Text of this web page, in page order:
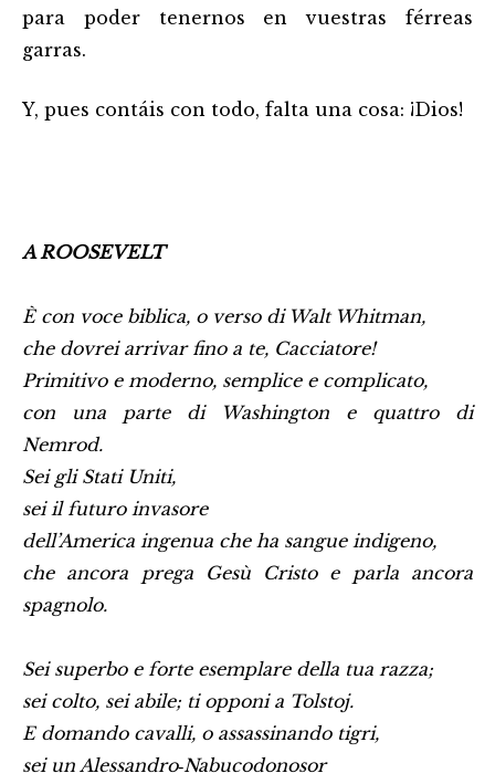
para poder tenernos en vuestras férreas
garras.
Y, pues contáis con todo, falta una cosa: ¡Dios!
A ROOSEVELT
È con voce biblica, o verso di Walt Whitman,
che dovrei arrivar fino a te, Cacciatore!
Primitivo e moderno, semplice e complicato,
con una parte di Washington e quattro di
Nemrod.
Sei gli Stati Uniti,
sei il futuro invasore
dell’America ingenua che ha sangue indigeno,
che ancora prega Gesù Cristo e parla ancora
spagnolo.
Sei superbo e forte esemplare della tua razza;
sei colto, sei abile; ti opponi a Tolstoj.
E domando cavalli, o assassinando tigri,
sei un Alessandro‑Nabucodonosor